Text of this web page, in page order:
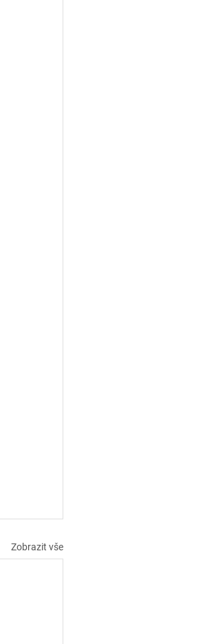
Zobrazit vše